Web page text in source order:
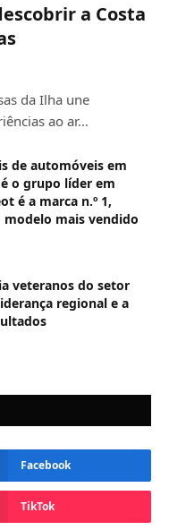
a Costa
da Ilha une
ao ar…
de automóveis em
o grupo líder em
é a marca n.º 1,
modelo mais vendido
veteranos do setor
regional e a
Facebook
TikTok